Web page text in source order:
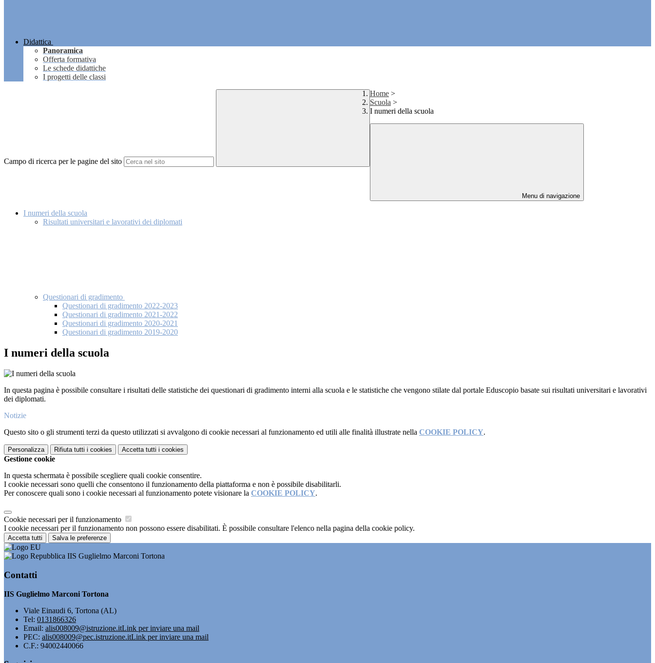
Didattica
Panoramica
Offerta formativa
Le schede didattiche
I progetti delle classi
Campo di ricerca per le pagine del sito
Home >
Scuola >
I numeri della scuola
Menu di navigazione
I numeri della scuola
Risultati universitari e lavorativi dei diplomati
Questionari di gradimento
Questionari di gradimento 2022-2023
Questionari di gradimento 2021-2022
Questionari di gradimento 2020-2021
Questionari di gradimento 2019-2020
I numeri della scuola
In questa pagina è possibile consultare i risultati delle statistiche dei questionari di gradimento interni alla scuola e le statistiche che vengono stilate dal portale Eduscopio basate sui risultati universitari e lavorativi
dei diplomati.
Notizie
Questo sito o gli strumenti terzi da questo utilizzati si avvalgono di cookie necessari al funzionamento ed utili alle finalità illustrate nella COOKIE POLICY.
Personalizza Rifiuta tutti i cookies Accetta tutti i cookies
Gestione cookie
In questa schermata è possibile scegliere quali cookie consentire.
I cookie necessari sono quelli che consentono il funzionamento della piattaforma e non è possibile disabilitarli.
Per conoscere quali sono i cookie necessari al funzionamento potete visionare la COOKIE POLICY.
Cookie necessari per il funzionamento
I cookie necessari per il funzionamento non possono essere disabilitati. È possibile consultare l'elenco nella pagina della cookie policy.
Accetta tutti Salva le preferenze
IIS Guglielmo Marconi Tortona
Contatti
IIS Guglielmo Marconi Tortona
Viale Einaudi 6, Tortona (AL)
Tel: 0131866326
Email: alis008009@istruzione.itLink per inviare una mail
PEC: alis008009@pec.istruzione.itLink per inviare una mail
C.F.: 94002440066